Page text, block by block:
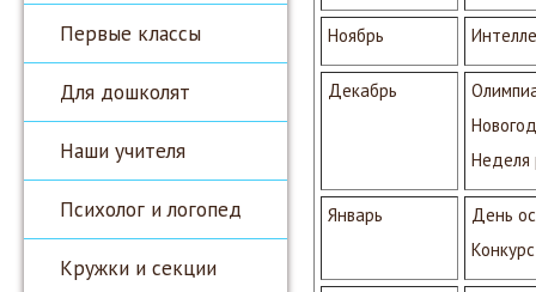
Первые классы
Для дошколят
Наши учителя
Психолог и логопед
Кружки и секции
Ноябрь
Декабрь
Неделя
Январь
День